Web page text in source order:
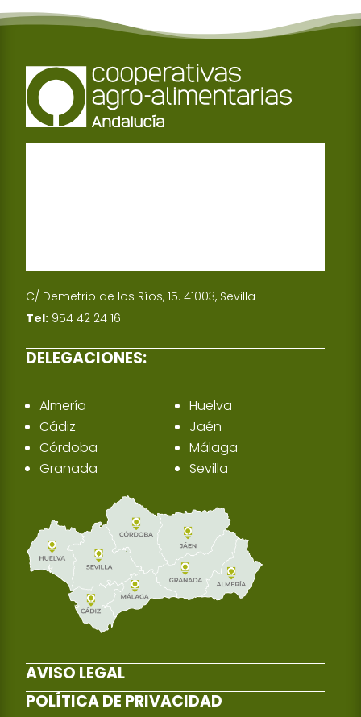
C/ Demetrio de los Ríos, 15. 41003, Sevilla
Tel: 954 42 24 16
DELEGACIONES:
Almería
Cádiz
Córdoba
Granada
Huelva
Jaén
Málaga
Sevilla
AVISO LEGAL
POLÍTICA DE PRIVACIDAD